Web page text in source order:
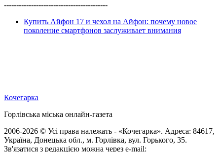
------------------------------------------
Купить Айфон 17 и чехол на Айфон: почему новое
поколение смартфонов заслуживает внимания
Кочегарка
Горлівська міська онлайн-газета
2006-2026 © Усі права належать - «Кочегарка». Адреса: 84617,
Україна, Донецька обл., м. Горлівка, вул. Горького, 35.
Зв'язатися з редакцією можна через e-mail: